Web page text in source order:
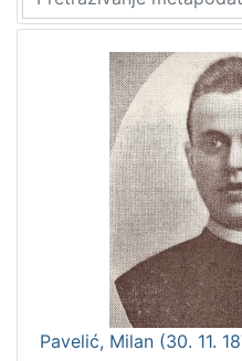
Pavelić, Milan (30. 11.